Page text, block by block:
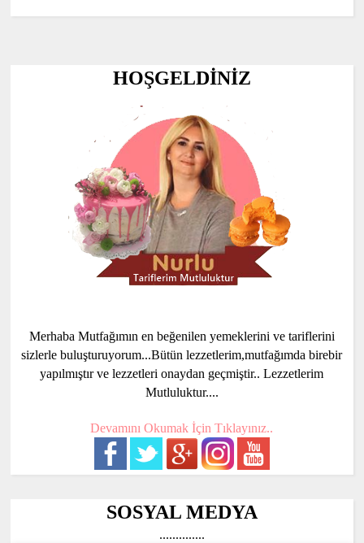
HOŞGELDİNİZ
Merhaba Mutfağımın en beğenilen yemeklerini ve tariflerini
sizlerle buluşturuyorum...Bütün lezzetlerim,mutfağımda birebir
yapılmıştır ve lezzetleri onaydan geçmiştir.. Lezzetlerim
Mutluluktur....
Devamını Okumak İçin Tıklayınız..
SOSYAL MEDYA
..............